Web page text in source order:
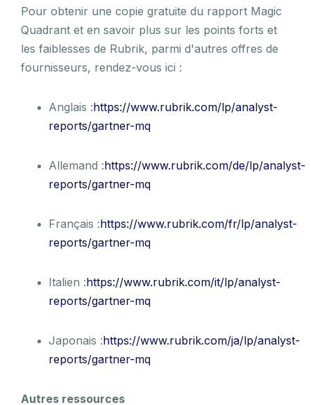
Pour obtenir une copie gratuite du rapport Magic
Quadrant et en savoir plus sur les points forts et
les faiblesses de Rubrik, parmi d'autres offres de
fournisseurs, rendez-vous ici :
Anglais :https://www.rubrik.com/lp/analyst-
reports/gartner-mq
Allemand :https://www.rubrik.com/de/lp/analyst-
reports/gartner-mq
Français :https://www.rubrik.com/fr/lp/analyst-
reports/gartner-mq
Italien :https://www.rubrik.com/it/lp/analyst-
reports/gartner-mq
Japonais :https://www.rubrik.com/ja/lp/analyst-
reports/gartner-mq
Autres ressources